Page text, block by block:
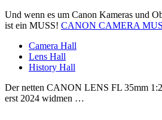
Und wenn es um Canon Kameras und
ist ein MUSS! CANON CAMERA
Camera Hall
Lens Hall
History Hall
Der netten CANON LENS FL 35mm
erst 2024 widmen …